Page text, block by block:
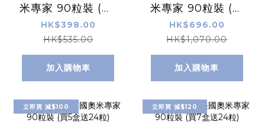
米專家 90粒裝 (買1
盒送12粒)
HK$398.00
HK$535.00
加入購物車
米專家 90粒裝 (買
2盒送24粒)
HK$696.00
HK$1,070.00
加入購物車
立即買 減$100 立即買 減$120